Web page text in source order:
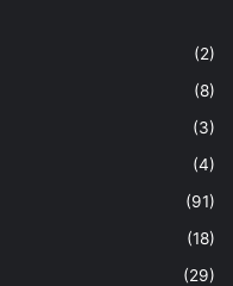
(2)
(8)
(3)
(4)
(91)
(18)
(29)